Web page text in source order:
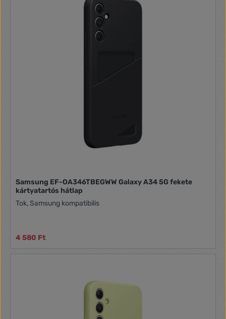
Samsung EF-OA346TBEGWW Galaxy A34 5G fekete
kártyatartós hátlap
Tok, Samsung kompatibilis
4 580 Ft